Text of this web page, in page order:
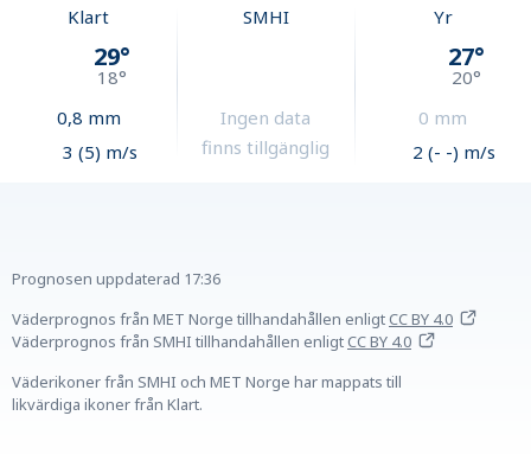
Klart
29°
18°
0,8 mm
3 (5) m/s
SMHI
Ingen data
finns tillgänglig
Yr
27°
20°
0 mm
2 (- -) m/s
Prognosen uppdaterad 17:36
Väderprognos från MET Norge tillhandahållen enligtCC BY 4.0
Väderprognos från SMHI tillhandahållen enligtCC BY 4.0
Väderikoner från SMHI och MET Norge har mappats till
likvärdiga ikoner från Klart.